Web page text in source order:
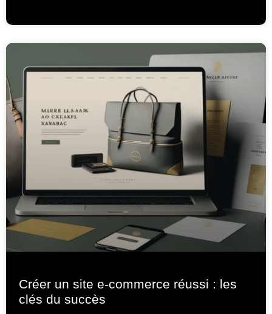
Créer un site e-commerce réussi : les
clés du succès